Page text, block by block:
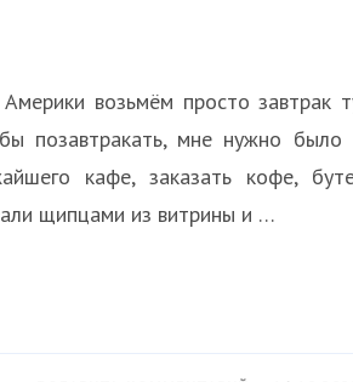
возьмём просто завтрак
позавтракать, мне нужно было
кафе, заказать кофе,
щипцами из витрины и …